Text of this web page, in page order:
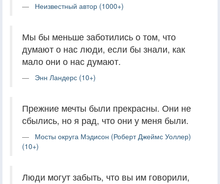
Неизвестный автор (1000+)
Мы бы меньше заботились о том, что
думают о нас люди, если бы знали, как
мало они о нас думают.
Энн Ландерс (10+)
Прежние мечты были прекрасны. Они не
сбылись, но я рад, что они у меня были.
Мосты округа Мэдисон (Роберт Джеймс Уоллер)
(10+)
Люди могут забыть, что вы им говорили,